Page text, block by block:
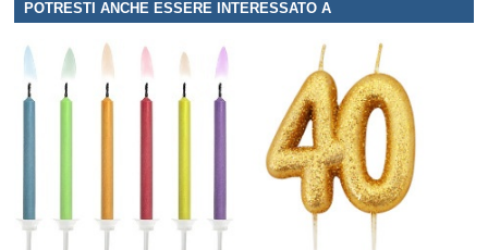
POTRESTI ANCHE ESSERE INTERESSATO A